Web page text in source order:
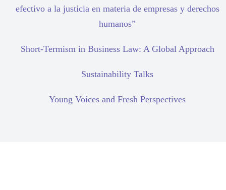
efectivo a la justicia en materia de empresas y derechos
humanos”
Short-Termism in Business Law: A Global Approach
Sustainability Talks
Young Voices and Fresh Perspectives